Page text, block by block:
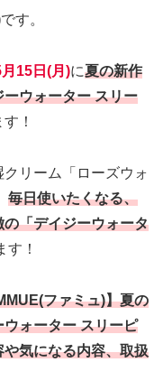
です。
15日(月)に夏の新作
ウォーター スリー
！
クリーム「ローズウォ
毎日使いたくなる、
「デイジーウォータ
す！
ファミュ)】夏の
ォーター スリーピ
気になる内容、取扱